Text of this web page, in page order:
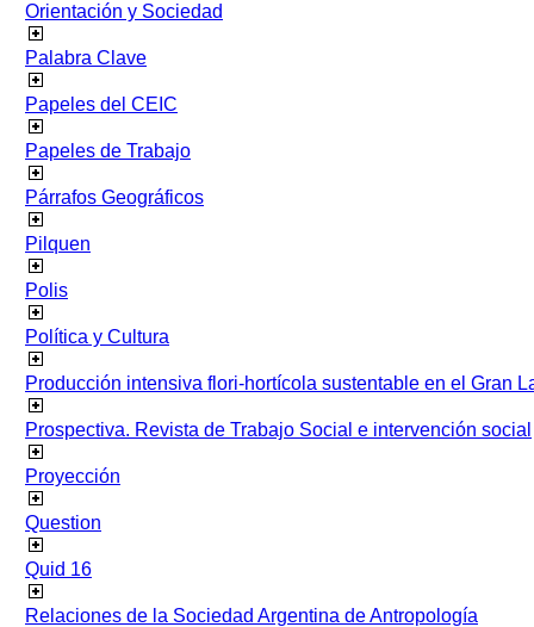
Orientación y Sociedad
Palabra Clave
Papeles del CEIC
Papeles de Trabajo
Párrafos Geográficos
Pilquen
Polis
Política y Cultura
Producción intensiva flori-hortícola sustentable en el Gran
Prospectiva. Revista de Trabajo Social e intervención social
Proyección
Question
Quid 16
Relaciones de la Sociedad Argentina de Antropología